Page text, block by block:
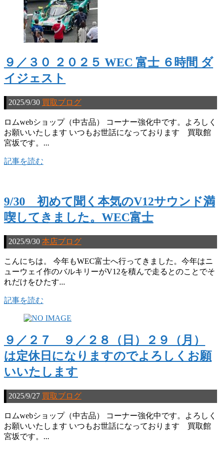
９／３０ ２０２５ WEC 富士 ６時間 ダ
イジェスト
2025/9/30 買取ブログ
ロムwebショップ（中古品） コーナー強化中です。よろしく
お願いいたします いつもお世話になっております 買取館
宮坂です。...
記事を読む
9/30 初めて聞く本気のV12サウンド満
喫してきました。WEC富士
2025/9/30 本店ブログ
こんにちは。 今年もWEC富士へ行ってきました。今年はニ
ューウェイ作のバルキリーがV12を積んで走るとのことでそ
れだけをひたす...
記事を読む
９／２７ ９／２８（日）２９（月）
は定休日になりますのでよろしくお願
いいたします
2025/9/27 買取ブログ
ロムwebショップ（中古品） コーナー強化中です。よろしく
お願いいたします いつもお世話になっております 買取館
宮坂です。...